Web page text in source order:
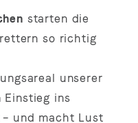
starten die
so richtig
unserer
Einstieg ins
und macht Lust